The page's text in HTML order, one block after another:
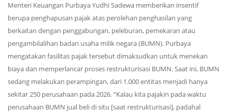
Menteri Keuangan Purbaya Yudhi Sadewa memberikan insentif
berupa penghapusan pajak atas perolehan penghasilan yang
berkaitan dengan penggabungan, peleburan, pemekaran atau
pengambilalihan badan usaha milik negara (BUMN). Purbaya
mengatakan fasilitas pajak tersebut dimaksudkan untuk menekan
biaya dan memperlancar proses restrukturisasi BUMN. Saat ini, BUMN
sedang melakukan perampingan, dari 1.000 entitas menjadi hanya
sekitar 250 perusahaan pada 2026. “Kalau kita pajakin pada waktu
perusahaan BUMN jual beli di situ [saat restrukturisasi], padahal